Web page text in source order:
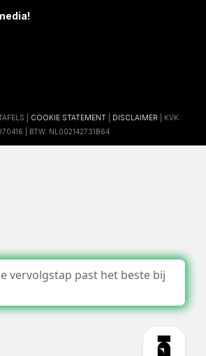
| COOKIE STATEMENT DISCLAIMER | KVK:
| BTW: NL002142731B64
vervolgstap past het beste bij